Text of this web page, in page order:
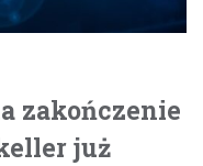
zakończenie
już